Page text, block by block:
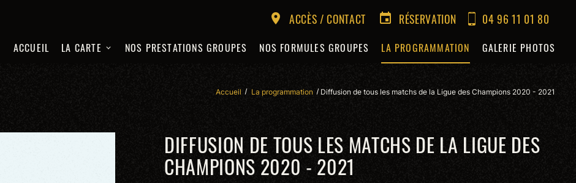
location_on ACCÈS / CONTACT event RÉSERVATION 04 96 11 01 80
ACCUEIL NOS PRESTATIONS GROUPES NOS FORMULES GROUPES LA PROGRAMMATION GALERIE PHOTOS
LA CARTE
Accueil La programmation Diffusion de tous les matchs de la Ligue des Champions 2020 - 2021
DIFFUSION DE TOUS LES MATCHS DE LA LIGUE DES
CHAMPIONS 2020 - 2021